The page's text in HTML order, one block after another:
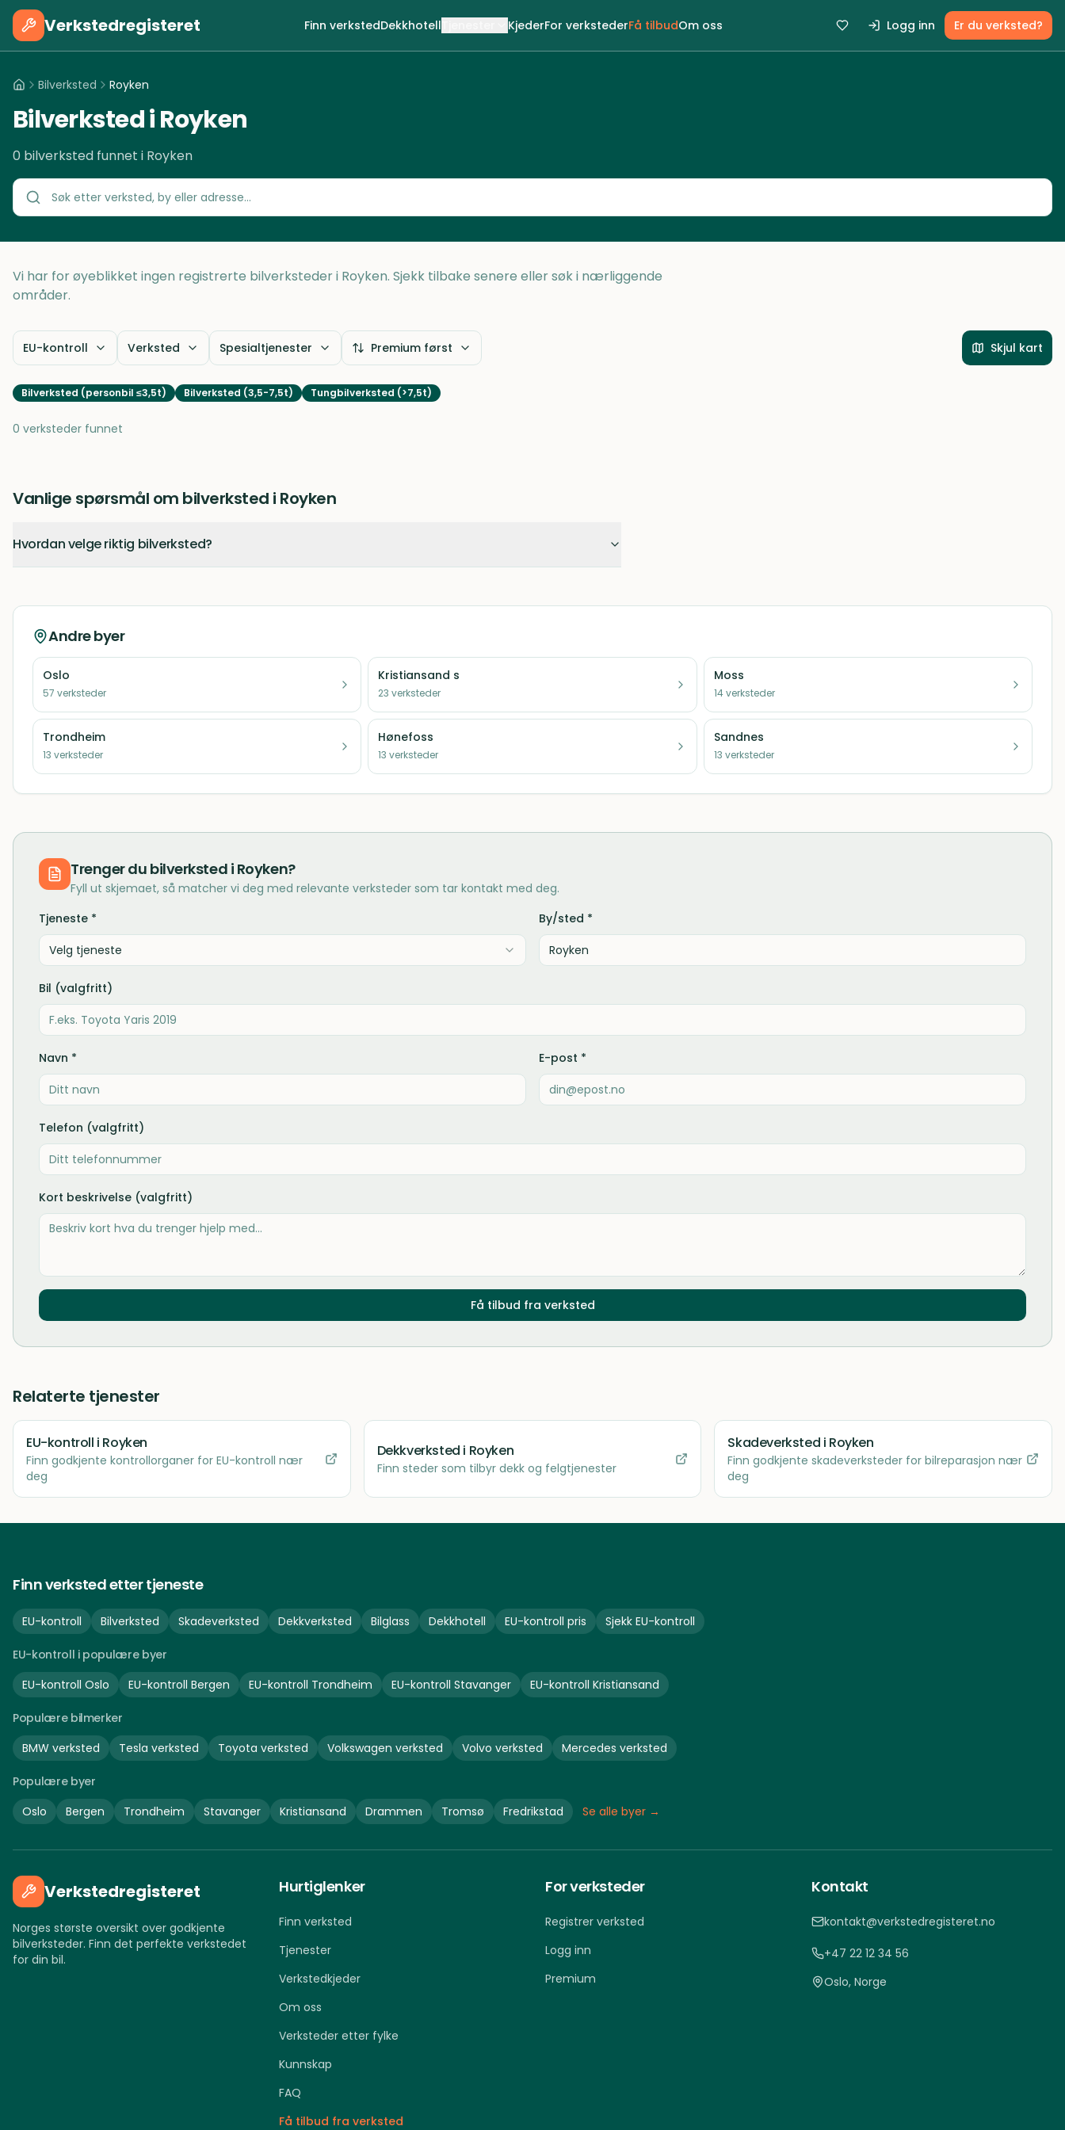
Verkstedregisteret Finn verkstedDekkhotell KjederFor verkstederFå tilbudOm oss Logg inn Er du verksted?
Bilverksted Royken
Bilverksted i Royken
0 bilverksted funnet i Royken
Vi har for øyeblikket ingen registrerte bilverksteder i Royken. Sjekk tilbake senere eller søk i nærliggende
områder.
EU-kontroll Verksted Spesialtjenester Premium først Skjul kart
Bilverksted (personbil ≤3,5t) Bilverksted (3,5-7,5t) Tungbilverksted (>7,5t)
0 verksteder funnet
Vanlige spørsmål om bilverksted i Royken
Hvordan velge riktig bilverksted?
Andre byer
Oslo
57 verksteder
Kristiansand s
23 verksteder
Moss
14verksteder
Trondheim
13 verksteder
Hønefoss
13 verksteder
Sandnes
13 verksteder
Trenger du bilverksted i Royken?
Fyll ut skjemaet, så matcher vi deg med relevante verksteder som tar kontakt med deg.
Tjeneste *
Velg tjeneste
By/sted *
Bil (valgfritt)
Navn * E-post *
Telefon (valgfritt)
Kort beskrivelse (valgfritt)
Få tilbud fra verksted
Relaterte tjenester
EU-kontroll i Royken
Finn godkjente kontrollorganer for EU-kontroll nær
deg
Dekkverksted i Royken
Finn steder som tilbyr dekk og felgtjenester
Skadeverksted i Royken
Finn godkjente skadeverksteder for bilreparasjon nær
deg
Finn verksted etter tjeneste
EU-kontroll Bilverksted Skadeverksted Dekkverksted Bilglass Dekkhotell EU-kontroll pris Sjekk EU-kontroll
EU-kontroll i populære byer
EU-kontroll Oslo EU-kontroll Bergen EU-kontroll Trondheim EU-kontroll Stavanger EU-kontroll Kristiansand
Populære bilmerker
BMW verksted Tesla verksted Toyota verksted Volkswagen verksted Volvo verksted Mercedes verksted
Populære byer
Oslo
Bergen Trondheim Stavanger Kristiansand Drammen Tromsø Fredrikstad Se alle byer →
Verkstedregisteret
Norges største oversikt over godkjente
bilverksteder. Finn det perfekte verkstedet
for din bil.
Hurtiglenker
Finn verksted
Tjenester
Verkstedkjeder
Om oss
Verksteder etter fylke
Kunnskap
FAQ
Få tilbud fra verksted
For verksteder
Registrer verksted
Logg inn
Premium
Kontakt
kontakt@verkstedregisteret.no
+47 22 12 34 56
Oslo, Norge